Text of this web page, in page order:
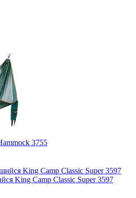
3755
King Camp Classic Super 3597